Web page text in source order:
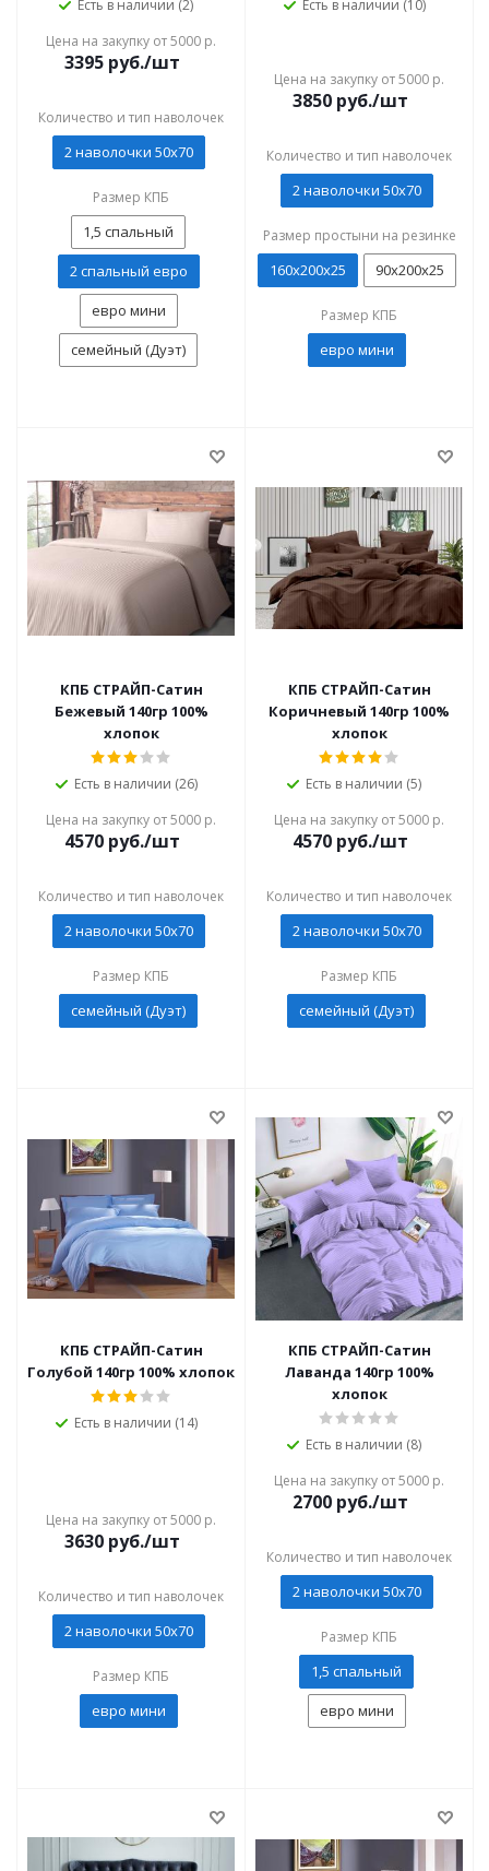
Есть в наличии (2)
Цена на закупку от 5000 р.
3395 руб./шт
Количество и тип наволочек
2 наволочки 50x70
Размер КПБ
1,5 спальный
2 спальный евро
евро мини
семейный (Дуэт)
Есть в наличии (10)
Цена на закупку от 5000 р.
3850 руб./шт
Количество и тип наволочек
2 наволочки 50x70
Размер простыни на резинке
160х200х25 90х200х25
Размер КПБ
евро мини
КПБ СТРАЙП-Сатин
Бежевый 140гр 100%
хлопок
Есть в наличии (26)
Цена на закупку от 5000 р.
4570 руб./шт
Количество и тип наволочек
2 наволочки 50x70
Размер КПБ
семейный (Дуэт)
КПБ СТРАЙП-Сатин
Коричневый 140гр 100%
хлопок
Есть в наличии (5)
Цена на закупку от 5000 р.
4570 руб./шт
Количество и тип наволочек
2 наволочки 50x70
Размер КПБ
семейный (Дуэт)
КПБ СТРАЙП-Сатин
Голубой 140гр 100% хлопок
Есть в наличии (14)
Цена на закупку от 5000 р.
3630 руб./шт
Количество и тип наволочек
2 наволочки 50x70
Размер КПБ
евро мини
КПБ СТРАЙП-Сатин
Лаванда 140гр 100%
хлопок
Есть в наличии (8)
Цена на закупку от 5000 р.
2700 руб./шт
Количество и тип наволочек
2 наволочки 50x70
Размер КПБ
1,5 спальный
евро мини